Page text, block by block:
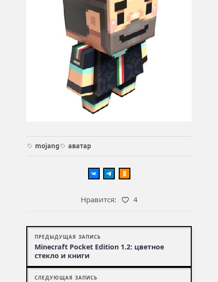
mojang аватар
Нравится: 4
ПРЕДЫДУЩАЯ ЗАПИСЬ
Mine­craft Pocket Edition 1.2: цветное
стекло и книги
СЛЕДУЮЩАЯ ЗАПИСЬ